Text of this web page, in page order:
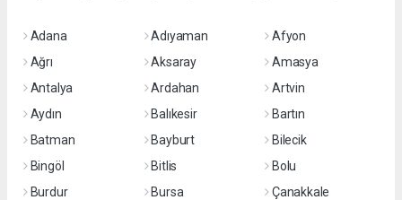
Adana Adıyaman
Afyon
Ağrı
Aksaray
Amasya
Antalya
Ardahan
Artvin
Aydın
Balıkesir
Bartın
Batman
Bayburt
Bilecik
Bingöl
Bitlis
Bolu
Burdur
Bursa
Çanakkale